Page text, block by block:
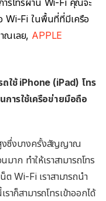
ารโทรผ่าน Wi-Fi คุณจะ
Wi-Fi ในพื้นที่ที่มีเครือ
ณเลย, APPLE
ถใช้ iPhone (iPad) โทร
การใช้เครือข่ายมือถือ
งซึ่งบางครั้งสัญญาณ
ก ทำให้เราสามารถโทร
ต Wi-Fi เราสามารถนำ
ก็สามารถโทรเข้าออกได้